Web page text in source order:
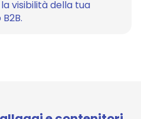
visibilità della tua